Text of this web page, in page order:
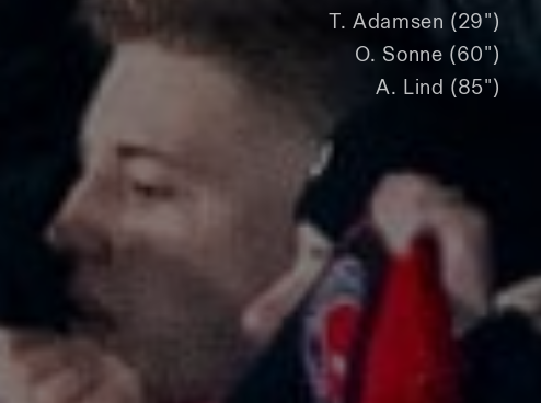
T. Adamsen (29")
O. Sonne (60")
A. Lind (85")